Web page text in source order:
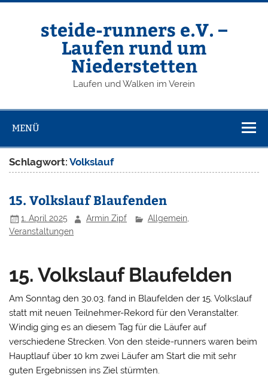
Zum
steide-runners e.V. –
Laufen rund um
Niederstetten
Laufen und Walken im Verein
MENÜ
Schlagwort:Volkslauf
15. Volkslauf Blaufenden
1. April 2025 Armin Zipf Allgemein,
Veranstaltungen
15. Volkslauf Blaufelden
Am Sonntag den 30.03. fand in Blaufelden der 15. Volkslauf
statt mit neuen Teilnehmer-Rekord für den Veranstalter.
Windig ging es an diesem Tag für die Läufer auf
verschiedene Strecken. Von den steide-runners waren beim
Hauptlauf über 10 km zwei Läufer am Start die mit sehr
guten Ergebnissen ins Ziel stürmten.